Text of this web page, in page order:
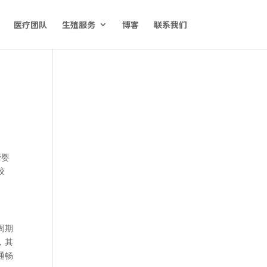
医疗团队 生殖服务 博客 联系我们
期
其
畅